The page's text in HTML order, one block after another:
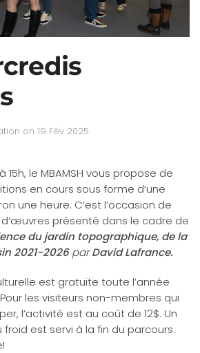
on 19 Fév 2025.
15h, le MBAMSH vous propose de
en cours sous forme d’une
une heure. C’est l’occasion de
présenté dans le cadre de
du jardin topographique, de la
2021-2026parDavid Lafrance.
est gratuite toute l’année
les visiteurs non-membres qui
l’activité est au coût de 12$. Un
est servi à la fin du parcours.